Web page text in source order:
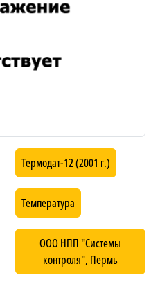
Термодат-12 (2001 г.)
Температура
ООО НПП "Системы
контроля", Пермь